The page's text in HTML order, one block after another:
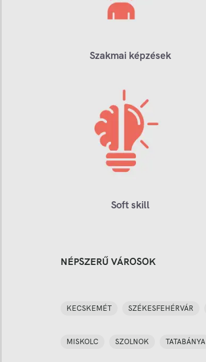
Szakmai képzések
Soft skill
NÉPSZERŰ VÁROSOK
KECSKEMÉT SZÉKESFEHÉRVÁR
MISKOLC SZOLNOK TATABÁNYA